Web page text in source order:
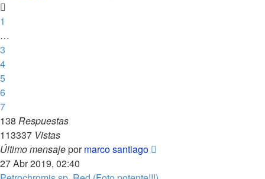
1
…
3
4
5
6
7
138 Respuestas
113337 Vistas
Último mensajepormarco santiago
27 Abr 2019, 02:40